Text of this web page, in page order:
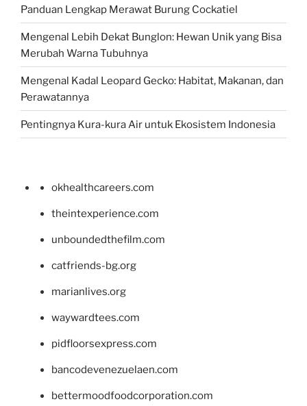
Panduan Lengkap Merawat Burung Cockatiel
Mengenal Lebih Dekat Bunglon: Hewan Unik yang Bisa
Merubah Warna Tubuhnya
Mengenal Kadal Leopard Gecko: Habitat, Makanan, dan
Perawatannya
Pentingnya Kura-kura Air untuk Ekosistem Indonesia
okhealthcareers.com
theintexperience.com
unboundedthefilm.com
catfriends-bg.org
marianlives.org
waywardtees.com
pidfloorsexpress.com
bancodevenezuelaen.com
bettermoodfoodcorporation.com